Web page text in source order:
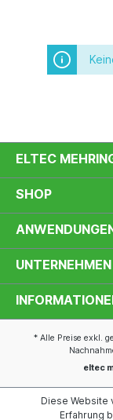
ELTEC
SHOP
UNTERNEHMEN
* Alle Preise exkl.
eltec
Diese Website
Erfahrung